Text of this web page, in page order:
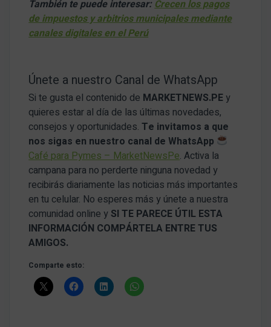
También te puede interesar: Crecen los pagos
de impuestos y arbitrios municipales mediante
canales digitales en el Perú
Únete a nuestro Canal de WhatsApp
Si te gusta el contenido de MARKETNEWS.PE y
quieres estar al día de las últimas novedades,
consejos y oportunidades.Te invitamos a que
nos sigas en nuestro canal de WhatsApp
Café para Pymes – MarketNewsPe. Activa la
campana para no perderte ninguna novedad y
recibirás diariamente las noticias más importantes
en tu celular. No esperes más y únete a nuestra
comunidad online y SI TE PARECE ÚTIL ESTA
INFORMACIÓN COMPÁRTELA ENTRE TUS
AMIGOS.
Comparte esto: